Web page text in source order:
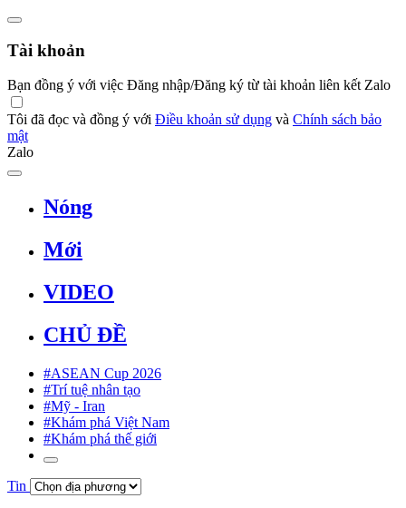
Tài khoản
Bạn đồng ý với việc Đăng nhập/Đăng ký từ tài khoản liên kết Zalo
Tôi đã đọc và đồng ý với Điều khoản sử dụng và Chính sách bảo
mật
Zalo
Nóng
Mới
VIDEO
CHỦ ĐỀ
#ASEAN Cup 2026
#Trí tuệ nhân tạo
#Mỹ - Iran
#Khám phá Việt Nam
#Khám phá thế giới
Tin